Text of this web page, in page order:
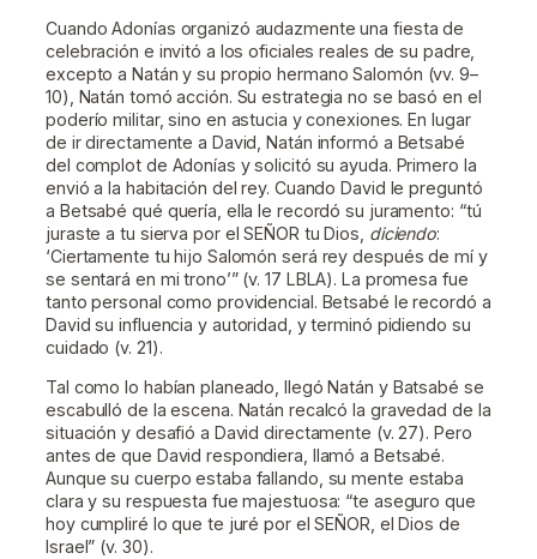
Cuando Adonías organizó audazmente una fiesta de
celebración e invitó a los oficiales reales de su padre,
excepto a Natán y su propio hermano Salomón (vv. 9–
10), Natán tomó acción. Su estrategia no se basó en el
poderío militar, sino en astucia y conexiones. En lugar
de ir directamente a David, Natán informó a Betsabé
del complot de Adonías y solicitó su ayuda. Primero la
envió a la habitación del rey. Cuando David le preguntó
a Betsabé qué quería, ella le recordó su juramento: “tú
juraste a tu sierva por el SEÑOR tu Dios, diciendo:
‘Ciertamente tu hijo Salomón será rey después de mí y
se sentará en mi trono’” (v. 17 LBLA). La promesa fue
tanto personal como providencial. Betsabé le recordó a
David su influencia y autoridad, y terminó pidiendo su
cuidado (v. 21).
Tal como lo habían planeado, llegó Natán y Batsabé se
escabulló de la escena. Natán recalcó la gravedad de la
situación y desafió a David directamente (v. 27). Pero
antes de que David respondiera, llamó a Betsabé.
Aunque su cuerpo estaba fallando, su mente estaba
clara y su respuesta fue majestuosa: “te aseguro que
hoy cumpliré lo que te juré por el SEÑOR, el Dios de
Israel” (v. 30).